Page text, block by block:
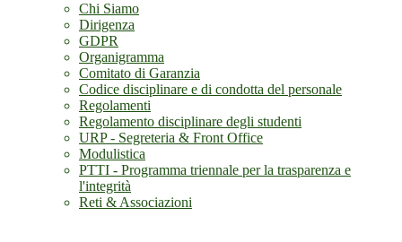
Chi Siamo
Dirigenza
GDPR
Organigramma
Comitato di Garanzia
Codice disciplinare e di condotta del personale
Regolamenti
Regolamento disciplinare degli studenti
URP - Segreteria & Front Office
Modulistica
PTTI - Programma triennale per la trasparenza e
l'integrità
Reti & Associazioni